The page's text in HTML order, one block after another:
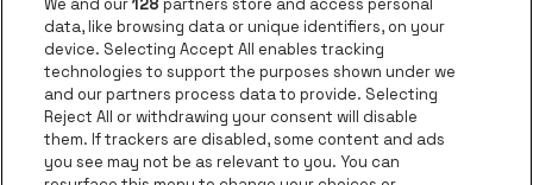
be•at app
be•at Corporate
be•at Business
Groepen
Helpcenter
We and our128 partners store and access personal
data, like browsing data or unique identifiers, on your
device. Selecting Accept All enables tracking
technologies to support the purposes shown under we
and our partners process data to provide. Selecting
Reject All or withdrawing your consent will disable
them. If trackers are disabled, some content and ads
you see may not be as relevant to you. You can